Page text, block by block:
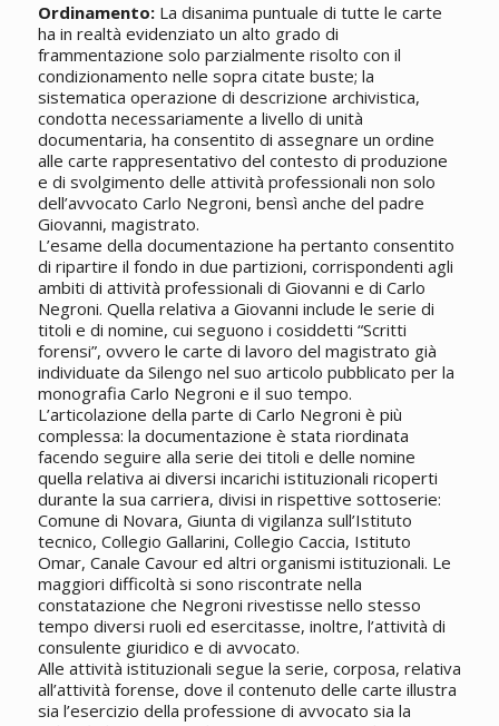
Ordinamento:La disanima puntuale di tutte le carte
ha in realtà evidenziato un alto grado di
frammentazione solo parzialmente risolto con il
condizionamento nelle sopra citate buste; la
sistematica operazione di descrizione archivistica,
condotta necessariamente a livello di unità
documentaria, ha consentito di assegnare un ordine
alle carte rappresentativo del contesto di produzione
e di svolgimento delle attività professionali non solo
dell’avvocato Carlo Negroni, bensì anche del padre
Giovanni, magistrato.
L’esame della documentazione ha pertanto consentito
di ripartire il fondo in due partizioni, corrispondenti agli
ambiti di attività professionali di Giovanni e di Carlo
Negroni. Quella relativa a Giovanni include le serie di
titoli e di nomine, cui seguono i cosiddetti “Scritti
forensi”, ovvero le carte di lavoro del magistrato già
individuate da Silengo nel suo articolo pubblicato per la
monografia Carlo Negroni e il suo tempo.
L’articolazione della parte di Carlo Negroni è più
complessa: la documentazione è stata riordinata
facendo seguire alla serie dei titoli e delle nomine
quella relativa ai diversi incarichi istituzionali ricoperti
durante la sua carriera, divisi in rispettive sottoserie:
Comune di Novara, Giunta di vigilanza sull’Istituto
tecnico, Collegio Gallarini, Collegio Caccia, Istituto
Omar, Canale Cavour ed altri organismi istituzionali. Le
maggiori difficoltà si sono riscontrate nella
constatazione che Negroni rivestisse nello stesso
tempo diversi ruoli ed esercitasse, inoltre, l’attività di
consulente giuridico e di avvocato.
Alle attività istituzionali segue la serie, corposa, relativa
all’attività forense, dove il contenuto delle carte illustra
sia l’esercizio della professione di avvocato sia la